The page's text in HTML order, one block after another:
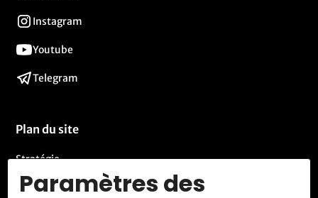
Instagram
Youtube
Telegram
Plan du site
Stratégie
Activités
Paramètres des